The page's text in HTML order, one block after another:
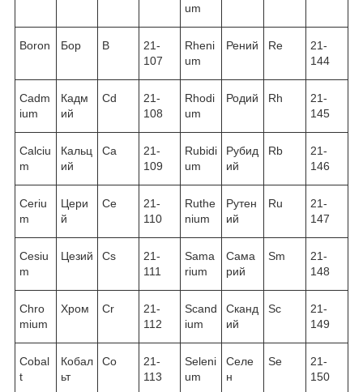
um
Boron Бор B
21-
107
Rheni
um
Рений Re
21-
144
Cadm
ium
Кадм
ий
Cd
21-
108
Rhodi
um
Родий Rh
21-
145
Calciu
m
Кальц
ий
Ca
21-
109
Rubidi
um
Рубид
ий
Rb
21-
146
Ceriu
m
Цери
й
Ce
21-
110
Ruthe
nium
Рутен
ий
Ru
21-
147
Cesiu
m
Цезий Cs
21-
111
Sama
rium
Сама
рий
Sm
21-
148
Chro
mium
Хром Cr
21-
112
Scand
ium
Сканд
ий
Sc
21-
149
Cobal
t
Кобал
ьт
Co
21-
113
Seleni
um
Селе
н
Se
21-
150